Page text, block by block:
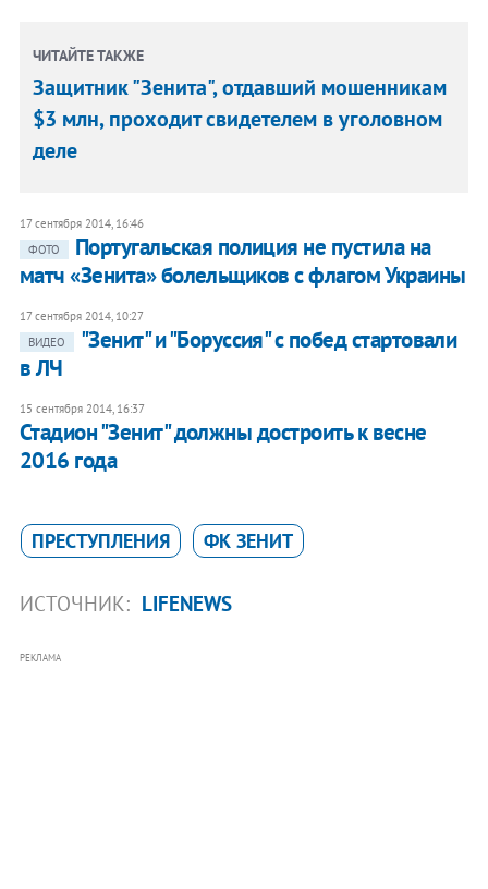
ЧИТАЙТЕ ТАКЖЕ
Защитник "Зенита", отдавший мошенникам
$3 млн, проходит свидетелем в уголовном
деле
17 сентября 2014, 16:46
ФОТО
Португальская полиция не пустила на
матч «Зенита» болельщиков с флагом Украины
17 сентября 2014, 10:27
ВИДЕО
"Зенит" и "Боруссия" с побед стартовали
в ЛЧ
15 сентября 2014, 16:37
Стадион "Зенит" должны достроить к весне
2016 года
ПРЕСТУПЛЕНИЯ ФК ЗЕНИТ
ИСТОЧНИК: LIFENEWS
РЕКЛАМА